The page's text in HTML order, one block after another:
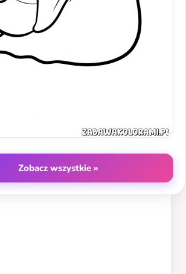
Zobacz wszystkie »